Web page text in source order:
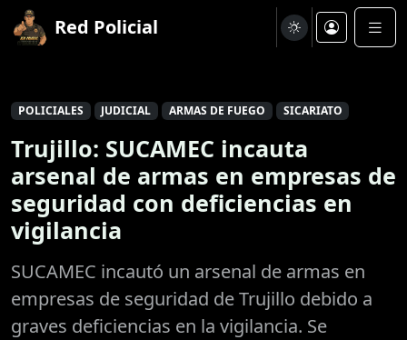
Red Policial
POLICIALES JUDICIAL ARMAS DE FUEGO SICARIATO
Trujillo: SUCAMEC incauta
arsenal de armas en empresas de
seguridad con deficiencias en
vigilancia
SUCAMEC incautó un arsenal de armas en
empresas de seguridad de Trujillo debido a
graves deficiencias en la vigilancia. Se